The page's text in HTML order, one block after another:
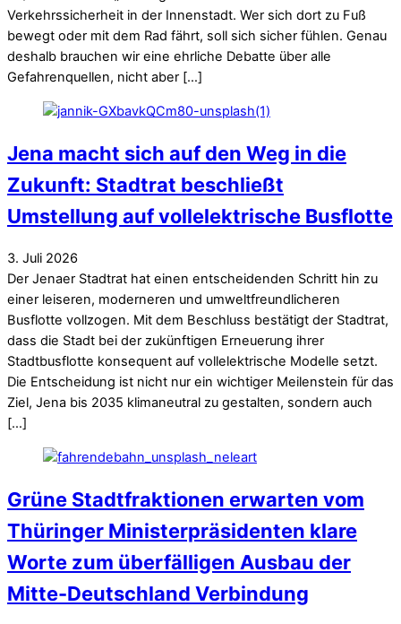
Verkehrssicherheit in der Innenstadt. Wer sich dort zu Fuß
bewegt oder mit dem Rad fährt, soll sich sicher fühlen. Genau
deshalb brauchen wir eine ehrliche Debatte über alle
Gefahrenquellen, nicht aber […]
Jena macht sich auf den Weg in die
Zukunft: Stadtrat beschließt
Umstellung auf vollelektrische Busflotte
3. Juli 2026
Der Jenaer Stadtrat hat einen entscheidenden Schritt hin zu
einer leiseren, moderneren und umweltfreundlicheren
Busflotte vollzogen. Mit dem Beschluss bestätigt der Stadtrat,
dass die Stadt bei der zukünftigen Erneuerung ihrer
Stadtbusflotte konsequent auf vollelektrische Modelle setzt.
Die Entscheidung ist nicht nur ein wichtiger Meilenstein für das
Ziel, Jena bis 2035 klimaneutral zu gestalten, sondern auch
[…]
Grüne Stadtfraktionen erwarten vom
Thüringer Ministerpräsidenten klare
Worte zum überfälligen Ausbau der
Mitte-Deutschland Verbindung